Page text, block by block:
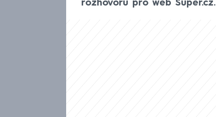
rozhovoru pro web Super.cz.